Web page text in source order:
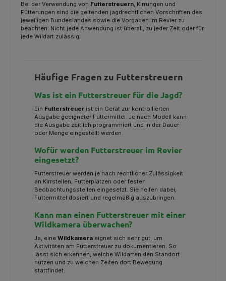
Bei der Verwendung von Futterstreuern, Kirrungen und
Fütterungen sind die geltenden jagdrechtlichen Vorschriften des
jeweiligen Bundeslandes sowie die Vorgaben im Revier zu
beachten. Nicht jede Anwendung ist überall, zu jeder Zeit oder für
jede Wildart zulässig.
Häufige Fragen zu Futterstreuern
Was ist ein Futterstreuer für die Jagd?
Ein Futterstreuer ist ein Gerät zur kontrollierten
Ausgabe geeigneter Futtermittel. Je nach Modell kann
die Ausgabe zeitlich programmiert und in der Dauer
oder Menge eingestellt werden.
Wofür werden Futterstreuer im Revier
eingesetzt?
Futterstreuer werden je nach rechtlicher Zulässigkeit
an Kirrstellen, Futterplätzen oder festen
Beobachtungsstellen eingesetzt. Sie helfen dabei,
Futtermittel dosiert und regelmäßig auszubringen.
Kann man einen Futterstreuer mit einer
Wildkamera überwachen?
Ja, eineWildkamera eignet sich sehr gut, um
Aktivitäten am Futterstreuer zu dokumentieren. So
lässt sich erkennen, welche Wildarten den Standort
nutzen und zu welchen Zeiten dort Bewegung
stattfindet.